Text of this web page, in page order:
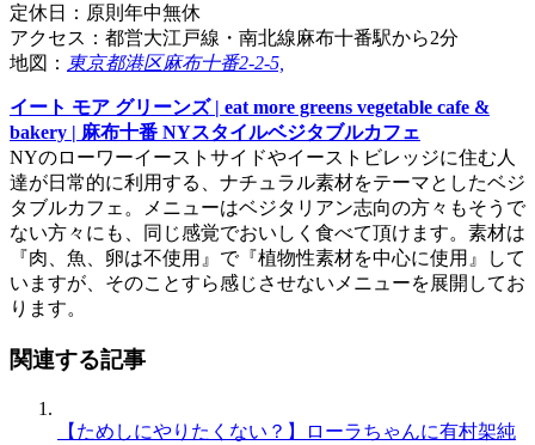
定休日：原則年中無休
アクセス：都営大江戸線・南北線麻布十番駅から2分
地図： 東京都港区麻布十番2-2-5,
イート モア グリーンズ | eat more greens vegetable cafe &
bakery | 麻布十番 NYスタイルベジタブルカフェ
NYのローワーイーストサイドやイーストビレッジに住む人
達が日常的に利用する、ナチュラル素材をテーマとしたベジ
タブルカフェ。メニューはベジタリアン志向の方々もそうで
ない方々にも、同じ感覚でおいしく食べて頂けます。素材は
『肉、魚、卵は不使用』で『植物性素材を中心に使用』して
いますが、そのことすら感じさせないメニューを展開してお
ります。
関連する記事
【ためしにやりたくない？】ローラちゃんに有村架純